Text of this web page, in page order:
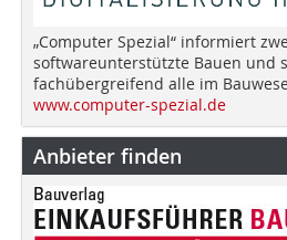
„Computer Spezial“ informiert
softwareunterstützte Bauen und
fachübergreifend alle im
www.computer-spezial.de
Anbieter finden